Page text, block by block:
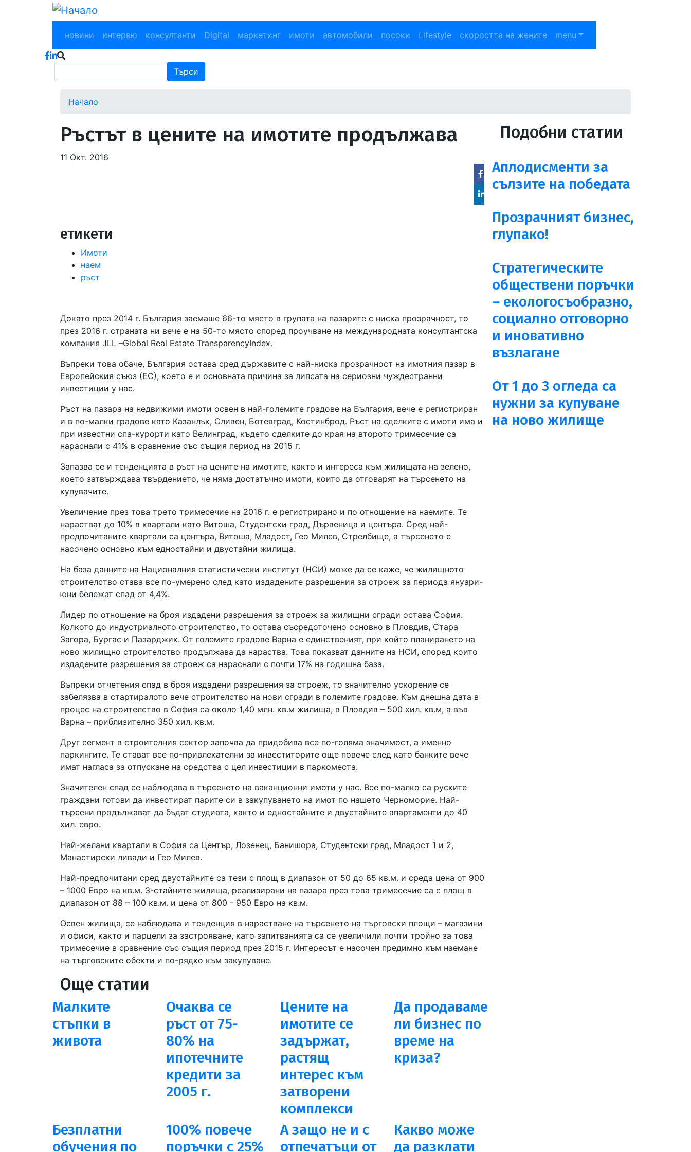
Main navigation
новини интервю консултанти Digital маркетинг имоти автомобили посоки Lifestyle скоростта на жените menu
Търси
Начало
Ръстът в цените на имотите продължава
11 Окт. 2016
Facebook
Linked
етикети
Имоти
наем
ръст
Докато през 2014 г. България заемаше 66-то място в групата на пазарите с ниска прозрачност, то
през 2016 г. страната ни вече е на 50-то място според проучване на международната консултантска
компания JLL –Global Real Estate TransparencyIndex.
Въпреки това обаче, България остава сред държавите с най-ниска прозрачност на имотния пазар в
Европейския съюз (ЕС), което е и основната причина за липсата на сериозни чуждестранни
инвестиции у нас.
Ръст на пазара на недвижими имоти освен в най-големите градове на България, вече е регистриран
и в по-малки градове като Казанлък, Сливен, Ботевград, Костинброд. Ръст на сделките с имоти има и
при известни спа-курорти като Велинград, където сделките до края на второто тримесечие са
нараснали с 41% в сравнение със същия период на 2015 г.
Запазва се и тенденцията в ръст на цените на имотите, както и интереса към жилищата на зелено,
което затвърждава твърдението, че няма достатъчно имоти, които да отговарят на търсенето на
купувачите.
Увеличение през това трето тримесечие на 2016 г. е регистрирано и по отношение на наемите. Те
нарастват до 10% в квартали като Витоша, Студентски град, Дървеница и центъра. Сред най-
предпочитаните квартали са центъра, Витоша, Младост, Гео Милев, Стрелбище, а търсенето е
насочено основно към едностайни и двустайни жилища.
На база данните на Националния статистически институт (НСИ) може да се каже, че жилищното
строителство става все по-умерено след като издадените разрешения за строеж за периода януари-
юни бележат спад от 4,4%.
Лидер по отношение на броя издадени разрешения за строеж за жилищни сгради остава София.
Колкото до индустриалното строителство, то остава съсредоточено основно в Пловдив, Стара
Загора, Бургас и Пазарджик. От големите градове Варна е единственият, при който планирането на
ново жилищно строителство продължава да нараства. Това показват данните на НСИ, според които
издадените разрешения за строеж са нараснали с почти 17% на годишна база.
Въпреки отчетения спад в броя издадени разрешения за строеж, то значително ускорение се
забелязва в стартиралото вече строителство на нови сгради в големите градове. Към днешна дата в
процес на строителство в София са около 1,40 млн. кв.м жилища, в Пловдив – 500 хил. кв.м, а във
Варна – приблизително 350 хил. кв.м.
Друг сегмент в строителния сектор започва да придобива все по-голяма значимост, а именно
паркингите. Те стават все по-привлекателни за инвеститорите още повече след като банките вече
имат нагласа за отпускане на средства с цел инвестиции в паркоместа.
Значителен спад се наблюдава в търсенето на ваканционни имоти у нас. Все по-малко са руските
граждани готови да инвестират парите си в закупуването на имот по нашето Черноморие. Най-
търсени продължават да бъдат студиата, както и едностайните и двустайните апартаменти до 40
хил. евро.
Най-желани квартали в София са Център, Лозенец, Банишора, Студентски град, Младост 1 и 2,
Манастирски ливади и Гео Милев.
Най-предпочитани сред двустайните са тези с площ в диапазон от 50 до 65 кв.м. и среда цена от 900
– 1000 Евро на кв.м. 3-стайните жилища, реализирани на пазара през това тримесечие са с площ в
диапазон от 88 – 100 кв.м. и цена от 800 - 950 Евро на кв.м.
Освен жилища, се наблюдава и тенденция в нарастване на търсенето на търговски площи – магазини
и офиси, както и парцели за застрояване, като запитванията са се увеличили почти тройно за това
тримесечие в сравнение със същия период през 2015 г. Интересът е насочен предимно към наемане
на търговските обекти и по-рядко към закупуване.
Още статии
Малките
стъпки в
живота
Очаква се
ръст от 75-
80% на
ипотечните
кредити за
2005 г.
Цените на
имотите се
задържат,
растящ
интерес към
затворени
комплекси
Да продаваме
ли бизнес по
време на
криза?
Безплатни
обучения по
100% повече
поръчки с 25%
А защо не и с
отпечатъци от
Какво може
да разклати
Подобни статии
Аплодисменти за
сълзите на победата
Прозрачният бизнес,
глупако!
Стратегическите
обществени поръчки
– екологосъобразно,
социално отговорно
и иновативно
възлагане
От 1 до 3 огледа са
нужни за купуване
на ново жилище